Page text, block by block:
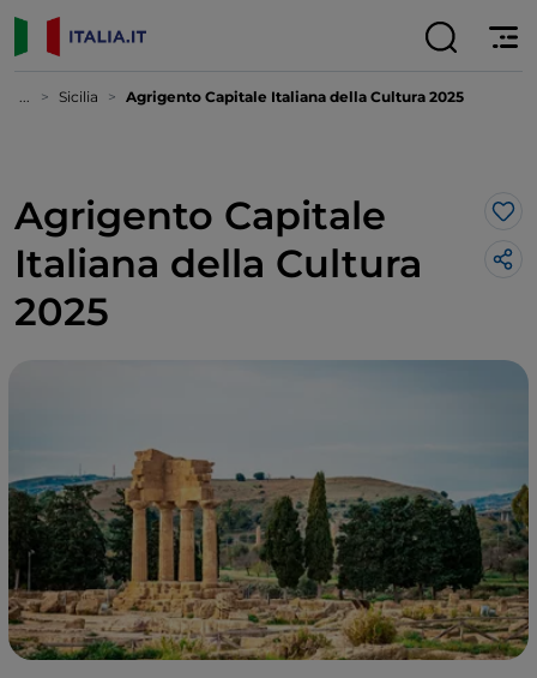
... Sicilia Agrigento Capitale Italiana della Cultura 2025
Agrigento Capitale
Italiana della Cultura
2025